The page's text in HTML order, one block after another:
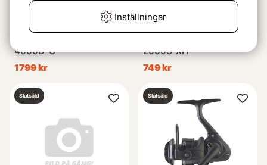
4000D-C
1799 kr
2000S-XH
749 kr
Slutsåld Slutsåld
Inställningar